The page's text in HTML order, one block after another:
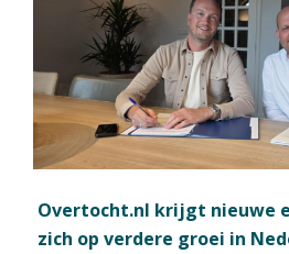
Overtocht.nl krijgt nieuwe
zich op verdere groei in